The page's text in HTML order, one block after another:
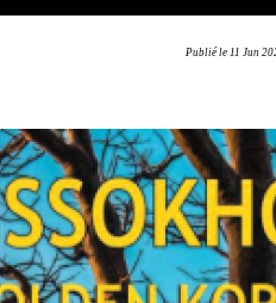
Publié le 11 Jun